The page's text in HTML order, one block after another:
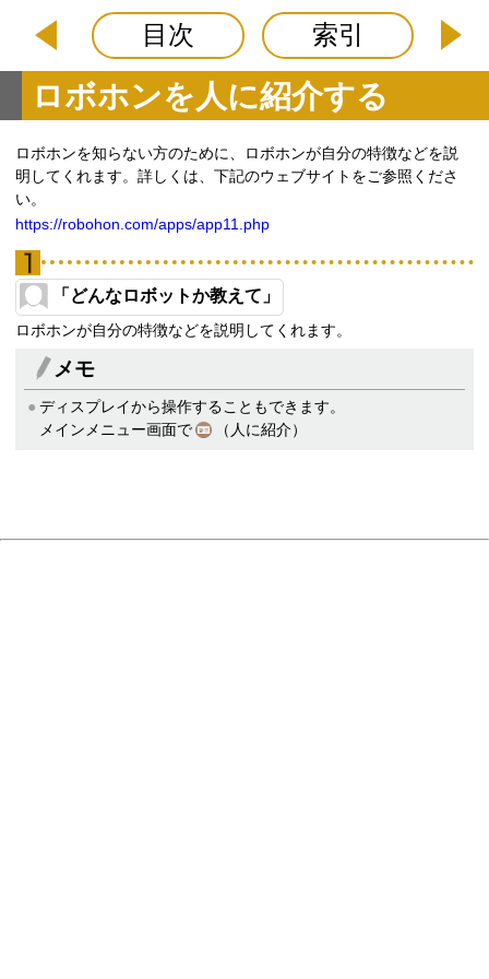
目次 索引
ロボホンを人に紹介する
ロボホンを知らない方のために、ロボホンが自分の特徴などを説
明してくれます。詳しくは、下記のウェブサイトをご参照くださ
い。
https://robohon.com/apps/app11.php
「どんなロボットか教えて」
ロボホンが自分の特徴などを説明してくれます。
メモ
ディスプレイから操作することもできます。
メインメニュー画面で
（人に紹介）